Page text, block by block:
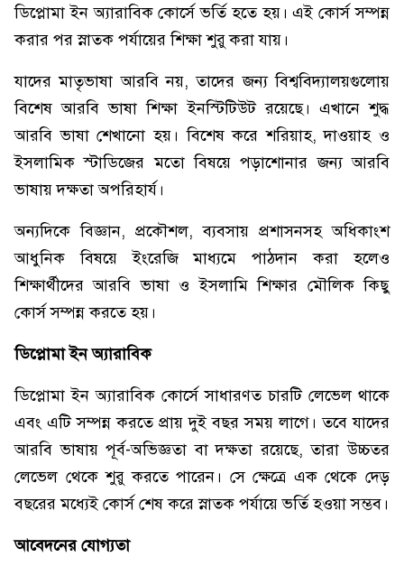
ডিপ্লোমা ইন অ্যারাবিক কোর্সে ভর্তি হতে হয়। এই কোর্স সম্পন্ন
করার পর স্নাতক পর্যায়ের শিক্ষা শুরু করা যায়।
যাদের মাতৃভাষা আরবি নয়, তাদের জন্য বিশ্ববিদ্যালয়গুলোয়
বিশেষ আরবি ভাষা শিক্ষা ইনস্টিটিউট রয়েছে। এখানে শুদ্ধ
আরবি ভাষা শেখানো হয়। বিশেষ করে শরিয়াহ, দাওয়াহ ও
ইসলামিক স্টাডিজের মতো বিষয়ে পড়াশোনার জন্য আরবি
ভাষায় দক্ষতা অপরিহার্য।
অন্যদিকে বিজ্ঞান, প্রকৌশল, ব্যবসায় প্রশাসনসহ অধিকাংশ
আধুনিক বিষয়ে ইংরেজি মাধ্যমে পাঠদান করা হলেও
শিক্ষার্থীদের আরবি ভাষা ও ইসলামি শিক্ষার মৌলিক কিছু
কোর্স সম্পন্ন করতে হয়।
ডিপ্লোমা ইন অ্যারাবিক
ডিপ্লোমা ইন অ্যারাবিক কোর্সে সাধারণত চারটি লেভেল থাকে
এবং এটি সম্পন্ন করতে প্রায় দুই বছর সময় লাগে। তবে যাদের
আরবি ভাষায় পূর্ব-অভিজ্ঞতা বা দক্ষতা রয়েছে, তারা উচ্চতর
লেভেল থেকে শুরু করতে পারেন। সে ক্ষেত্রে এক থেকে দেড়
বছরের মধ্যেই কোর্স শেষ করে স্নাতক পর্যায়ে ভর্তি হওয়া সম্ভব।
আবেদনের যোগ্যতা